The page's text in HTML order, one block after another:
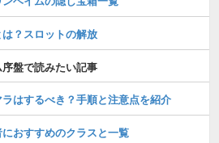
？スロットの解放
盤で読みたい記事
ラはするべき？手順と注意点を紹介
おすすめのクラスと一覧